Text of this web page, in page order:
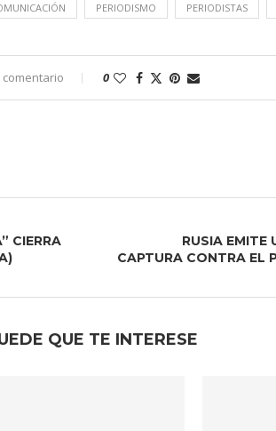
PERIODISMO PERIODISTAS
comentario 0
CIERRA
RUSIA EMITE
CAPTURA CONTRA EL
QUE TE INTERESE